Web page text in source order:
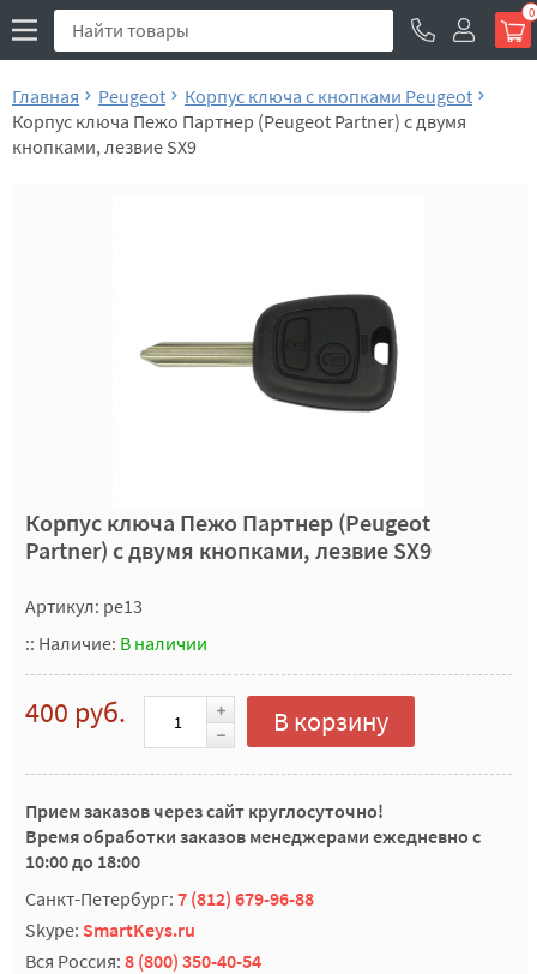
0
Главная Peugeot
Корпус ключа с кнопками Peugeot
Корпус ключа Пежо Партнер (Peugeot Partner) с двумя
кнопками, лезвие SX9
Корпус ключа Пежо Партнер (Peugeot
Partner) с двумя кнопками, лезвие SX9
Артикул: pe13
:: Наличие: В наличии
400 руб. В корзину
Прием заказов через сайт круглосуточно!
Время обработки заказов менеджерами ежедневно с
10:00 до 18:00
Санкт-Петербург: 7 (812) 679-96-88
Skype: SmartKeys.ru
Вся Россия: 8 (800) 350-40-54